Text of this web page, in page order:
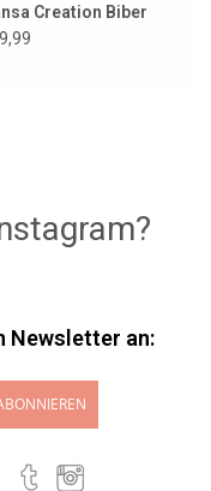
Creation Biber
Newsletter an: